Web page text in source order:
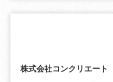
株式会社コンクリエート